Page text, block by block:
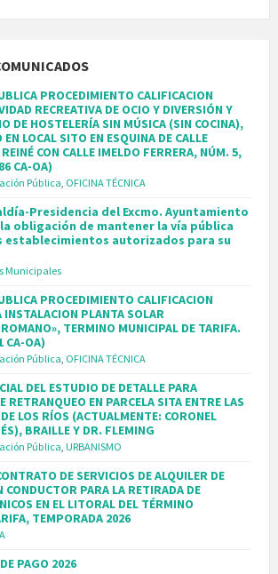
PROCEDIMIENTO CALIFICACION
RECREATIVA DE OCIO Y DIVERSIÓN Y
DE HOSTELERÍA SIN MÚSICA (SIN COCINA),
LOCAL SITO EN ESQUINA DE CALLE
CON CALLE IMELDO FERRERA, NÚM. 5,
CA-OA)
Pública, OFICINA TÉCNICA
Presidencia del Excmo. Ayuntamiento
obligación de mantener la vía pública
establecimientos autorizados para su
Municipales
PROCEDIMIENTO CALIFICACION
INSTALACION PLANTA SOLAR
TERMINO MUNICIPAL DE TARIFA.
CA-OA)
Pública, OFICINA TÉCNICA
DEL ESTUDIO DE DETALLE PARA
RETRANQUEO EN PARCELA SITA ENTRE LAS
LOS RÍOS (ACTUALMENTE: CORONEL
BRAILLE Y DR. FLEMING
Pública, URBANISMO
DE SERVICIOS DE ALQUILER DE
CONDUCTOR PARA LA RETIRADA DE
EN EL LITORAL DEL TÉRMINO
TEMPORADA 2026
PAGO 2026